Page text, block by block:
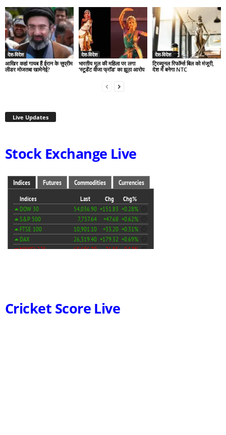
देश-विदेश
आखिर कहां गायब हैं ईरान के सुप्रीम
लीडर मोजतबा खामेनेई?
देश-विदेश
भारतीय मूल की महिला पर लगा
‘स्टूडेंट वीजा फ्रॉड’ का झूठा आरोप
देश-विदेश
ट्रिब्यूनल रिफॉर्म्स बिल को मंजूरी,
देश में बनेगा NTC
Live Updates
Stock Exchange Live
Cricket Score Live